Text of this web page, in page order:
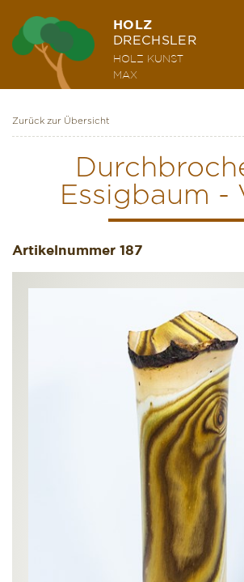
HOLZ
DRECHSLER
HOLZ KUNST
MAX
MEINE WERKE
AUSSTELLUNG & KURSE
ÜBER MICH
Zurück zur Übersicht
Essigbaum -
Artikelnummer 187